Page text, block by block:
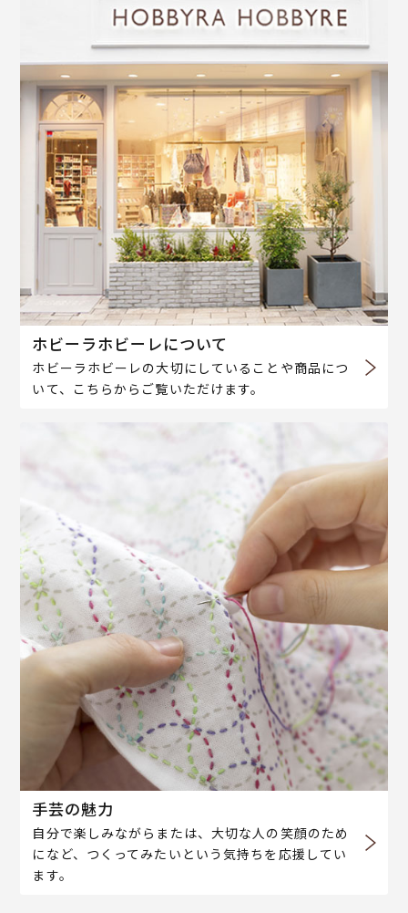
ホビーラホビーレについて
ホビーラホビーレの大切にしていることや商品につ
いて、こちらからご覧いただけます。
手芸の魅力
自分で楽しみながらまたは、大切な人の笑顔のため
になど、つくってみたいという気持ちを応援してい
ます。